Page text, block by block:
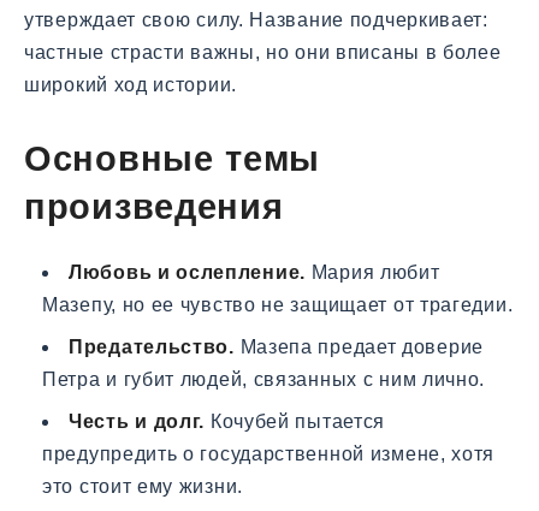
утверждает свою силу. Название подчеркивает:
частные страсти важны, но они вписаны в более
широкий ход истории.
Основные темы
произведения
Любовь и ослепление. Мария любит
Мазепу, но ее чувство не защищает от трагедии.
Предательство. Мазепа предает доверие
Петра и губит людей, связанных с ним лично.
Честь и долг. Кочубей пытается
предупредить о государственной измене, хотя
это стоит ему жизни.